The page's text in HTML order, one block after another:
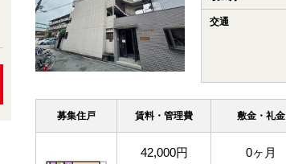
交通
募集住戸 賃料・管理費 敷金・礼金
42,000円
0ヶ月